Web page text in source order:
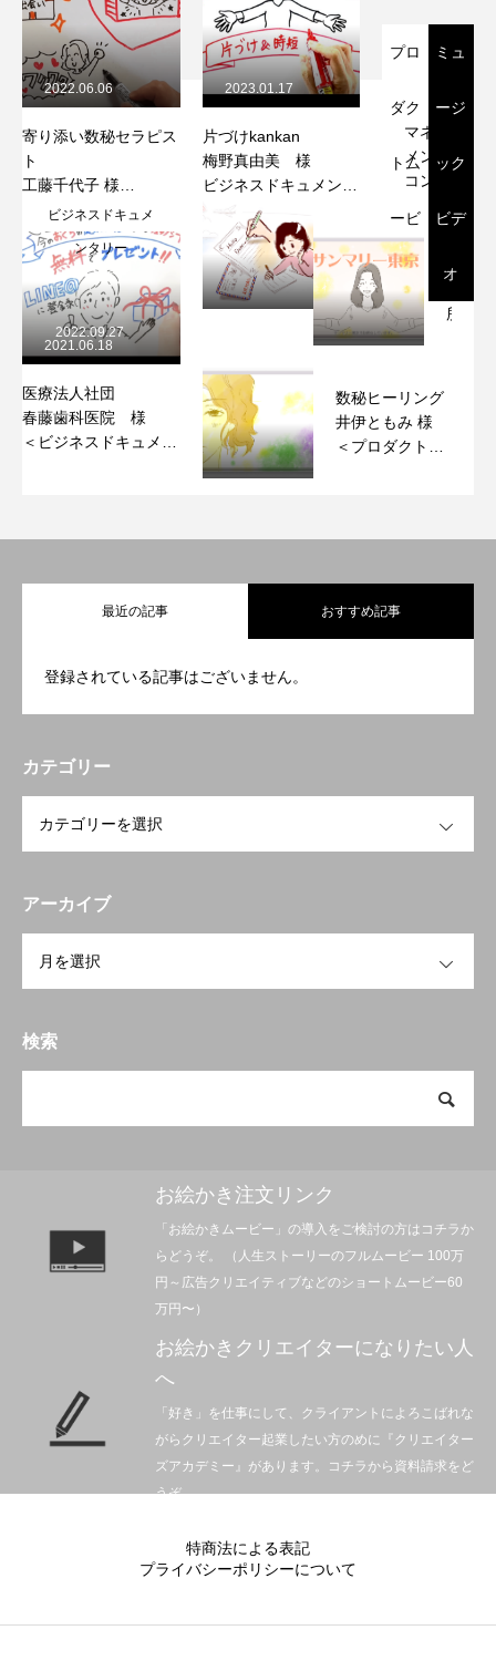
寄り添い数秘セラピス
ト
工藤千代子 様
＜ビジネスドキュメン
タリー＞
2022.06.06
片づけkankan
梅野真由美 様
ビジネスドキュメンタ
リー
2023.01.17
ビジネスドキュメ
ンタリー
医療法人社団
春藤歯科医院 様
＜ビジネスドキュメン
2021.06.18
プロ
ダク
トム
ービ
ー
ミュ
ージ
ック
ビデ
オ
マネジ
メント
コンサ
ト
川嵜昌
子 様
プロダ
クトム
ービー
結婚
所
クト
2022.09.27
数秘ヒーリング
井伊ともみ 様
＜プロダクトム
最近の記事 おすすめ記事
登録されている記事はございません。
カテゴリー
アーカイブ
検索
お絵かき注文リンク
「お絵かきムービー」の導入をご検討の方はコチラか
らどうぞ。 （人生ストーリーのフルムービー 100万
円～広告クリエイティブなどのショートムービー60
万円〜）
お絵かきクリエイターになりたい人
へ
「好き」を仕事にして、クライアントによろこばれな
がらクリエイター起業したい方のめに『クリエイター
ズアカデミー』があります。コチラから資料請求をど
うぞ。
特商法による表記
プライバシーポリシーについて